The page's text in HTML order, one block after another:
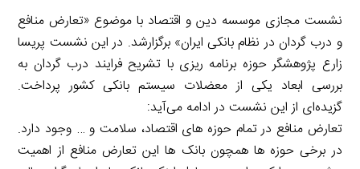
نشست مجازی موسسه دین و اقتصاد با موضوع «تعارض منافع
و درب گردان در نظام بانکی ایران» برگزارشد. در این نشست پریسا
زارع پژوهشگر حوزه برنامه ریزی با تشریح فرایند درب گردان به
بررسی ابعاد یکی از معضلات سیستم بانکی کشور پرداخت.
گزیده‌ای از این نشست در ادامه می‌آید:
تعارض منافع در تمام حوزه های اقتصاد، سلامت و … وجود دارد.
در برخی حوزه ها همچون بانک ها این تعارض منافع از اهمیت